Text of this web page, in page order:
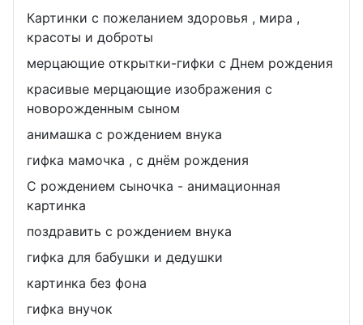
Картинки с пожеланием здоровья , мира ,
красоты и доброты
мерцающие открытки-гифки с Днем рождения
красивые мерцающие изображения с
новорожденным сыном
анимашка с рождением внука
гифка мамочка , с днём рождения
С рождением сыночка - анимационная
картинка
поздравить с рождением внука
гифка для бабушки и дедушки
картинка без фона
гифка внучок